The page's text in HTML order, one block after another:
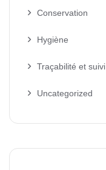
Conservation
Hygiène
Traçabilité et suivi
Uncategorized